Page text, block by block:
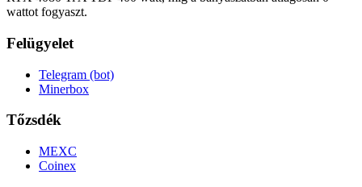
wattot fogyaszt.
Felügyelet
Telegram (bot)
Minerbox
Tőzsdék
MEXC
Coinex